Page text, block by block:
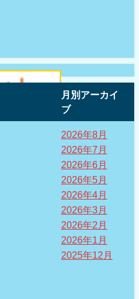
月別アーカイ
ブ
2026年8月
2026年7月
2026年6月
2026年5月
2026年4月
2026年3月
2026年2月
2026年1月
2025年12月